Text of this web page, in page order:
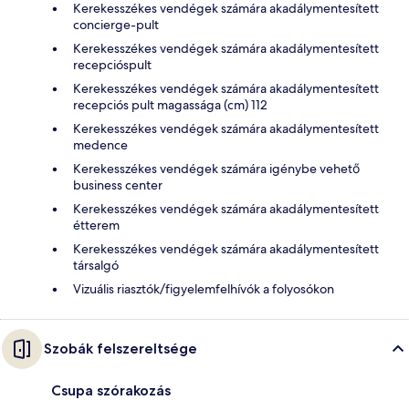
Kerekesszékes vendégek számára akadálymentesített
concierge-pult
Kerekesszékes vendégek számára akadálymentesített
recepcióspult
Kerekesszékes vendégek számára akadálymentesített
recepciós pult magassága (cm) 112
Kerekesszékes vendégek számára akadálymentesített
medence
Kerekesszékes vendégek számára igénybe vehető
business center
Kerekesszékes vendégek számára akadálymentesített
étterem
Kerekesszékes vendégek számára akadálymentesített
társalgó
Vizuális riasztók/figyelemfelhívók a folyosókon
Szobák felszereltsége
Csupa szórakozás